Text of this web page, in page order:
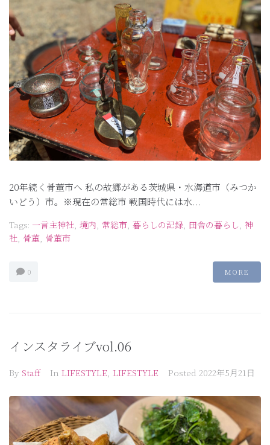
20年続く骨董市へ 私の故郷がある茨城県・水海道市（みつか
いどう）市。※現在の常総市 戦国時代には水...
Tags: 一言主神社, 境内, 常総市, 暮らしの記録, 田舎の暮らし, 神
社, 骨董, 骨董市
0 MORE
インスタライブvol.06
By Staff In LIFESTYLE, LIFESTYLE Posted 2022年5月21日